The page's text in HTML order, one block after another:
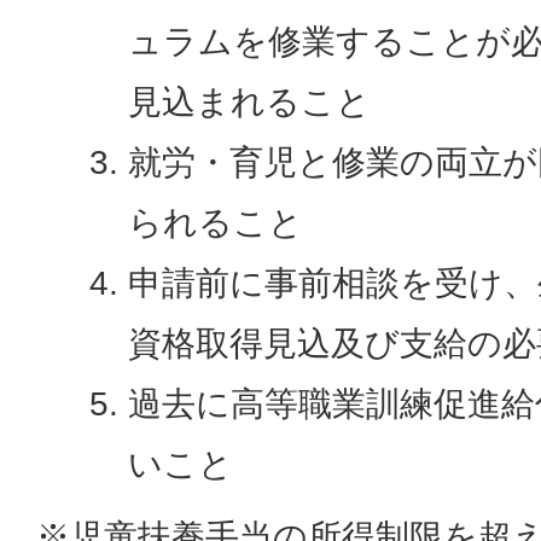
ュラムを修業することが
見込まれること
就労・育児と修業の両立
られること
申請前に事前相談を受け
資格取得見込及び支給の
過去に高等職業訓練促進
いこと